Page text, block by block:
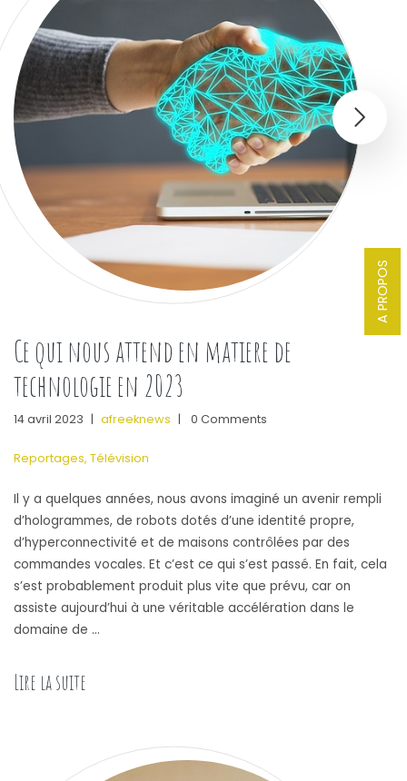
A PROPOS
Ce qui nous attend en matiere de
technologie en 2023
14 avril 2023 | afreeknews | 0 Comments
Reportages, Télévision
Il y a quelques années, nous avons imaginé un avenir rempli
d’hologrammes, de robots dotés d’une identité propre,
d’hyperconnectivité et de maisons contrôlées par des
commandes vocales. Et c’est ce qui s’est passé. En fait, cela
s’est probablement produit plus vite que prévu, car on
assiste aujourd’hui à une véritable accélération dans le
domaine de …
Lire la suite